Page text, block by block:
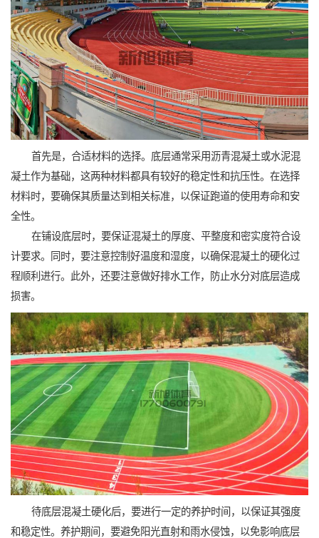
首先是，合适材料的选择。底层通常采用沥青混凝土或水泥混
凝土作为基础，这两种材料都具有较好的稳定性和抗压性。在选择
材料时，要确保其质量达到相关标准，以保证跑道的使用寿命和安
全性。
在铺设底层时，要保证混凝土的厚度、平整度和密实度符合设
计要求。同时，要注意控制好温度和湿度，以确保混凝土的硬化过
程顺利进行。此外，还要注意做好排水工作，防止水分对底层造成
损害。
待底层混凝土硬化后，要进行一定的养护时间，以保证其强度
和稳定性。养护期间，要避免阳光直射和雨水侵蚀，以免影响底层